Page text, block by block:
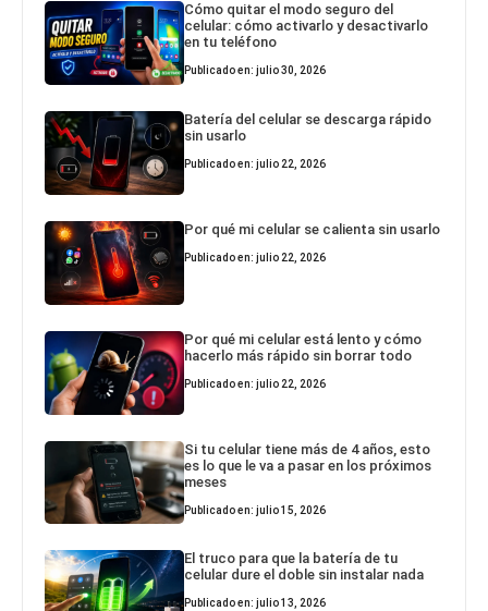
Cómo quitar el modo seguro del
celular: cómo activarlo y desactivarlo
en tu teléfono
Publicado en: julio 30, 2026
Batería del celular se descarga rápido
sin usarlo
Publicado en: julio 22, 2026
Por qué mi celular se calienta sin usarlo
Publicado en: julio 22, 2026
Por qué mi celular está lento y cómo
hacerlo más rápido sin borrar todo
Publicado en: julio 22, 2026
Si tu celular tiene más de 4 años, esto
es lo que le va a pasar en los próximos
meses
Publicado en: julio 15, 2026
El truco para que la batería de tu
celular dure el doble sin instalar nada
Publicado en: julio 13, 2026